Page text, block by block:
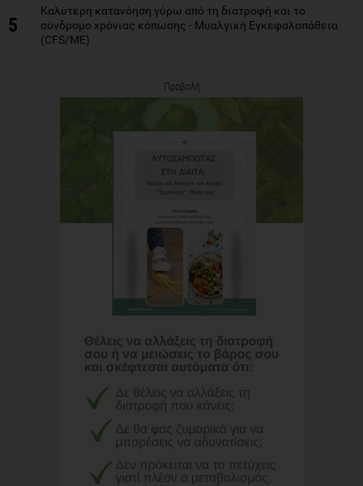
5
Καλύτερη κατανόηση γύρω από τη διατροφή και το
σύνδρομο χρόνιας κόπωσης - Μυαλγική Εγκεφαλοπάθεια
(CFS/ME)
Προβολή